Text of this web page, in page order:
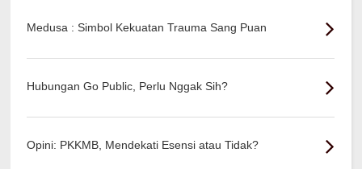
Medusa : Simbol Kekuatan Trauma Sang Puan
Hubungan Go Public, Perlu Nggak Sih?
Opini: PKKMB, Mendekati Esensi atau Tidak?